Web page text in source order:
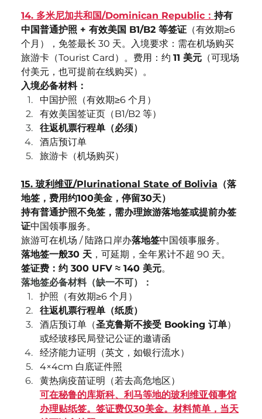
14. 多米尼加共和国/Dominican Republic： 持有
中国普通护照 + 有效美国 B1/B2 等签证（有效期≥6
个月），免签最长 30 天。入境要求：需在机场购买
旅游卡（Tourist Card）。费用：约 11 美元（可现场
付美元，也可提前在线购买）。
入境必备材料：
中国护照（有效期≥6 个月）
有效美国签证页（B1/B2 等）
往返机票行程单（必须）
酒店预订单
旅游卡（机场购买）
15. 玻利维亚/Plurinational State of Bolivia （落
持有普通护照不免签，需办理旅游落地签或提前办签
证中国领事服务。
旅游可在机场 / 陆路口岸办落地签中国领事服务。
落地签一般30 天，可延期，全年累计不超 90 天。
签证费：约 300 UFV ≈ 140 美元。
落地签必备材料（缺一不可）：
护照（有效期≥6 个月）
往返机票行程单（纸质）
酒店预订单（圣克鲁斯不接受 Booking 订单）
或经玻移民局登记公证的邀请函
经济能力证明（英文，如银行流水）
4×4cm 白底证件照
黄热病疫苗证明（若去高危地区）
可在秘鲁的库斯科、利马等地的玻利维亚领事馆
办理贴纸签。签证费仅30美金。材料简单，当天